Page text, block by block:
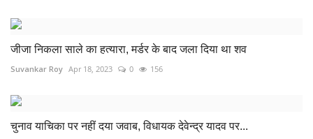
जीजा निकला साले का हत्यारा, मर्डर के बाद जला दिया था शव
Suvankar Roy Apr 18, 2023 0 156
चुनाव याचिका पर नहीं दया जवाब, विधायक देवेन्द्र यादव पर...